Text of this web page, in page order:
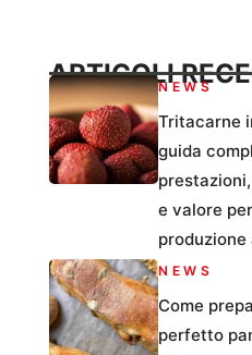
ARTICOLINEWS
Tritacarne
guida
e valore
NEWS
Come
perfetto